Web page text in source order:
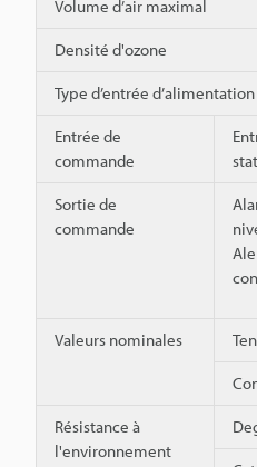
Volume d’air maximal
Densité d'ozone
Type d’entrée
Entrée de
commande
Sortie de
commande
Valeurs nominales
Résistance à
l'environnement